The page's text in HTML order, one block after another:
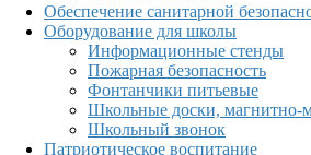
Обеспечение санитарной
Оборудование для школы
Информационные стенды
Пожарная безопасность
Фонтанчики питьевые
Школьные доски, магнитно-
Школьный звонок
Патриотическое воспитание